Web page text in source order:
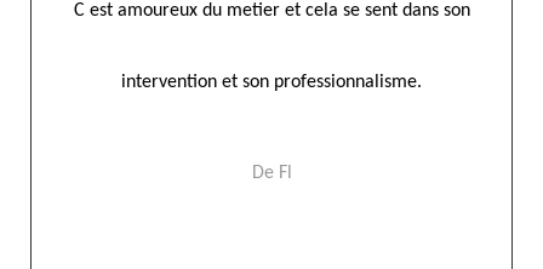
C est amoureux du metier et cela se sent dans son
intervention et son professionnalisme.
De Fl